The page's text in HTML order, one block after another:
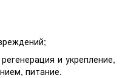
и укрепление,
питание.